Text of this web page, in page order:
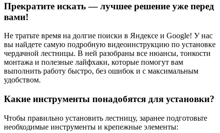
Прекратите искать — лучшее решение уже перед
вами!
Не тратьте время на долгие поиски в Яндексе и Google! У нас
вы найдете самую подробную видеоинструкцию по установке
чердачной лестницы. В ней разобраны все нюансы, тонкости
монтажа и полезные лайфхаки, которые помогут вам
выполнить работу быстро, без ошибок и с максимальным
удобством.
Какие инструменты понадобятся для установки?
Чтобы правильно установить лестницу, заранее подготовьте
необходимые инструменты и крепежные элементы: